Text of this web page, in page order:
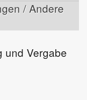
/ Andere
und Vergabe